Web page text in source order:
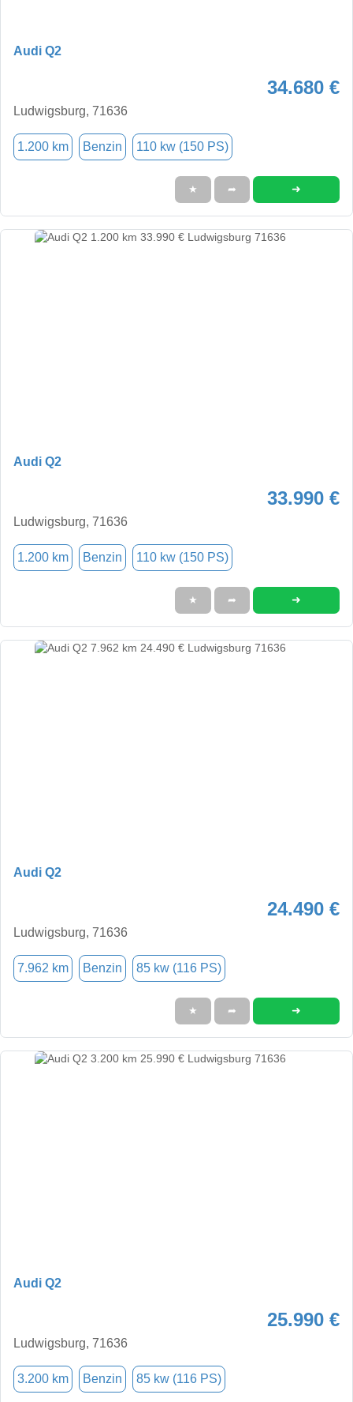
Audi Q2
34.680 €
Ludwigsburg, 71636
1.200 km Benzin 110 kw (150 PS)
★ ➦ ➜
Audi Q2
33.990 €
Ludwigsburg, 71636
1.200 km Benzin 110 kw (150 PS)
★ ➦ ➜
Audi Q2
24.490 €
Ludwigsburg, 71636
7.962 km Benzin 85 kw (116 PS)
★ ➦ ➜
Audi Q2
25.990 €
Ludwigsburg, 71636
3.200 km Benzin 85 kw (116 PS)